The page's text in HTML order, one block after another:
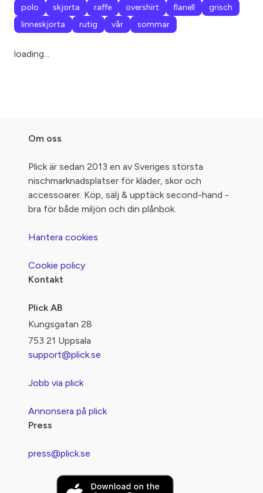
polo skjorta raffe overshirt flanell
grisch
linneskjorta
rutig vår sommar
loading...
Om oss
Plick är sedan 2013 en av Sveriges största
nischmarknadsplatser för kläder, skor och
accessoarer. Köp, sälj & upptäck second-hand -
bra för både miljön och din plånbok.
Hantera cookies
Cookie policy
Kontakt
Plick AB
Kungsgatan 28
753 21 Uppsala
support@plick.se
Jobb via plick
Annonsera på plick
Press
press@plick.se